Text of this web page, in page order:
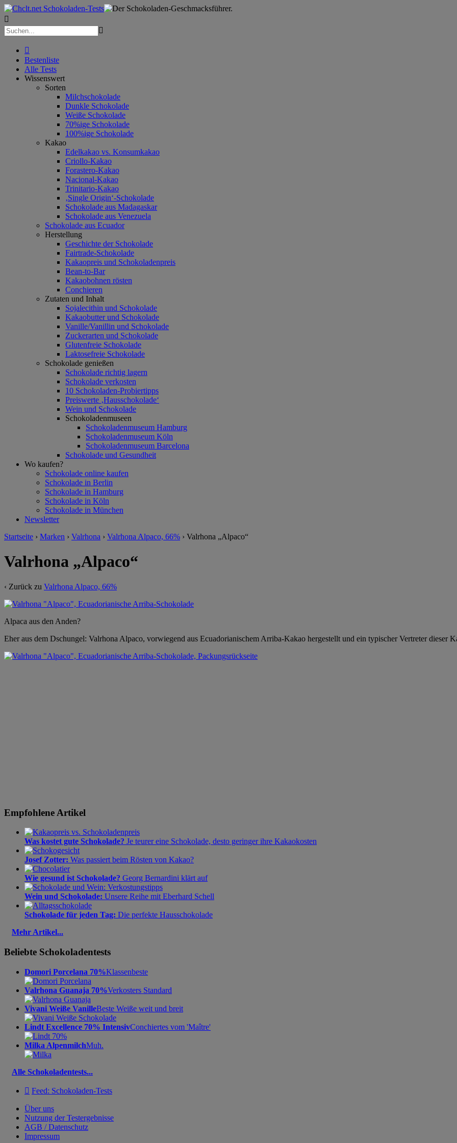



Bestenliste
Alle Tests
Wissenswert
Sorten
Milchschokolade
Dunkle Schokolade
Weiße Schokolade
70%ige Schokolade
100%ige Schokolade
Kakao
Edelkakao vs. Konsumkakao
Criollo-Kakao
Forastero-Kakao
Nacional-Kakao
Trinitario-Kakao
‚Single Origin‘-Schokolade
Schokolade aus Madagaskar
Schokolade aus Venezuela
Schokolade aus Ecuador
Herstellung
Geschichte der Schokolade
Fairtrade-Schokolade
Kakaopreis und Schokoladenpreis
Bean-to-Bar
Kakaobohnen rösten
Conchieren
Zutaten und Inhalt
Sojalecithin und Schokolade
Kakaobutter und Schokolade
Vanille/Vanillin und Schokolade
Zuckerarten und Schokolade
Glutenfreie Schokolade
Laktosefreie Schokolade
Schokolade genießen
Schokolade richtig lagern
Schokolade verkosten
10 Schokoladen-Probiertipps
Preiswerte ‚Hausschokolade‘
Wein und Schokolade
Schokoladenmuseen
Schokoladenmuseum Hamburg
Schokoladenmuseum Köln
Schokoladenmuseum Barcelona
Schokolade und Gesundheit
Wo kaufen?
Schokolade online kaufen
Schokolade in Berlin
Schokolade in Hamburg
Schokolade in Köln
Schokolade in München
Newsletter
Startseite › Marken › Valrhona › Valrhona Alpaco, 66% › Valrhona „Alpaco“
Valrhona „Alpaco“
‹ Zurück zu Valrhona Alpaco, 66%
Alpaca aus den Anden?
Eher aus dem Dschungel: Valrhona Alpaco, vorwiegend aus Ecuadorianischem Arriba-Kakao hergestellt und ein typischer Vertreter dieser
Empfohlene Artikel
Was kostet gute Schokolade? Je teurer eine Schokolade, desto geringer ihre Kakaokosten
Josef Zotter: Was passiert beim Rösten von Kakao?
Wie gesund ist Schokolade? Georg Bernardini klärt auf
Wein und Schokolade: Unsere Reihe mit Eberhard Schell
Schokolade für jeden Tag: Die perfekte Hausschokolade
Mehr Artikel...
Beliebte Schokoladentests
Domori Porcelana 70%Klassenbeste
Valrhona Guanaja 70%Verkosters Standard
Vivani Weiße VanilleBeste Weiße weit und breit
Lindt Excellence 70% IntensivConchiertes vom 'Maître'
Milka AlpenmilchMuh.
Alle Schokoladentests...
 Feed: Schokoladen-Tests
Über uns
Nutzung der Testergebnisse
AGB / Datenschutz
Impressum